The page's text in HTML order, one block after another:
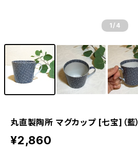
1 /4
丸直製陶所 マグカップ [七宝]（藍）
¥2,860